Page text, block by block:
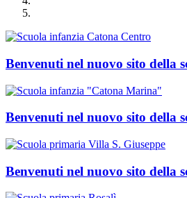
Benvenuti nel nuovo sito della
Benvenuti nel nuovo sito della
Benvenuti nel nuovo sito della